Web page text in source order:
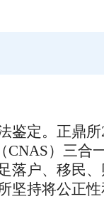
鉴定。正鼎所
）三合
落户、移民
坚持将公正